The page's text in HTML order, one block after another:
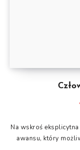
Na wskroś
awansu, który